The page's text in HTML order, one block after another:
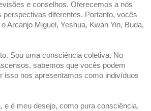
e conselhos. Oferecemos a nós
diferentes. Portanto, vocês
Arcanjo Miguel, Yeshua, Kwan Yin, Buda,
Sou uma consciência coletiva. No
sabemos que vocês podem
isso nos apresentamos como indivíduos
é meu desejo, como pura consciência,